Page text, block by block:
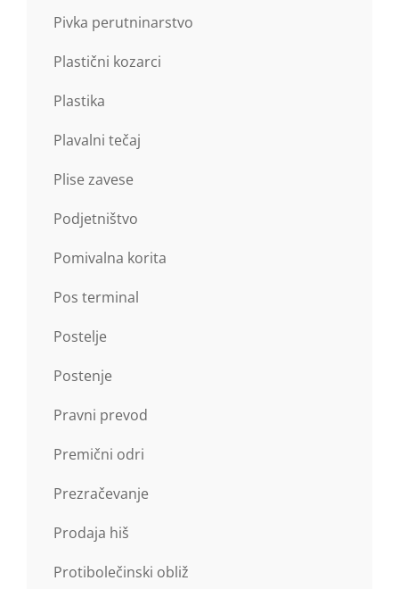
Pivka perutninarstvo
Plastični kozarci
Plastika
Plavalni tečaj
Plise zavese
Podjetništvo
Pomivalna korita
Pos terminal
Postelje
Postenje
Pravni prevod
Premični odri
Prezračevanje
Prodaja hiš
Protibolečinski obliž